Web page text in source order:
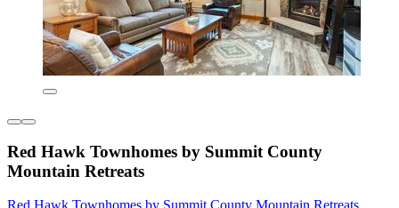
Red Hawk Townhomes by Summit County
Mountain Retreats